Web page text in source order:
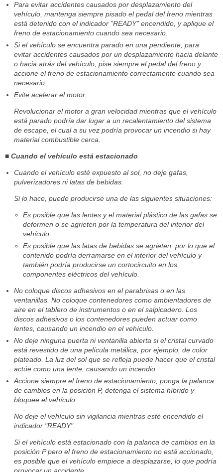
Para evitar accidentes causados por desplazamiento del
vehículo, mantenga siempre pisado el pedal del freno mientras
está detenido con el indicador "READY" encendido, y aplique el
freno de estacionamiento cuando sea necesario.
Si el vehículo se encuentra parado en una pendiente, para
evitar accidentes causados por un desplazamiento hacia delante
o hacia atrás del vehículo, pise siempre el pedal del freno y
accione el freno de estacionamiento correctamente cuando sea
necesario.
Evite acelerar el motor.
Revolucionar el motor a gran velocidad mientras que el vehículo
está parado podría dar lugar a un recalentamiento del sistema
de escape, el cual a su vez podría provocar un incendio si hay
material combustible cerca.
■ Cuando el vehículo está estacionado
Cuando el vehículo esté expuesto al sol, no deje gafas,
pulverizadores ni latas de bebidas.
Si lo hace, puede producirse una de las siguientes situaciones:
Es posible que las lentes y el material plástico de las gafas se
deformen o se agrieten por la temperatura del interior del
vehículo.
Es posible que las latas de bebidas se agrieten, por lo que el
contenido podría derramarse en el interior del vehículo y
también podría producirse un cortocircuito en los
componentes eléctricos del vehículo.
No coloque discos adhesivos en el parabrisas o en las
ventanillas. No coloque contenedores como ambientadores de
aire en el tablero de instrumentos o en el salpicadero. Los
discos adhesivos o los contenedores pueden actuar como
lentes, causando un incendio en el vehículo.
No deje ninguna puerta ni ventanilla abierta si el cristal curvado
está revestido de una película metálica, por ejemplo, de color
plateado. La luz del sol que se refleja puede hacer que el cristal
actúe como una lente, causando un incendio.
Accione siempre el freno de estacionamiento, ponga la palanca
de cambios en la posición P, detenga el sistema híbrido y
bloquee el vehículo.
No deje el vehículo sin vigilancia mientras esté encendido el
indicador "READY".
Si el vehículo está estacionado con la palanca de cambios en la
posición P pero el freno de estacionamiento no está accionado,
es posible que el vehículo empiece a desplazarse, lo que podría